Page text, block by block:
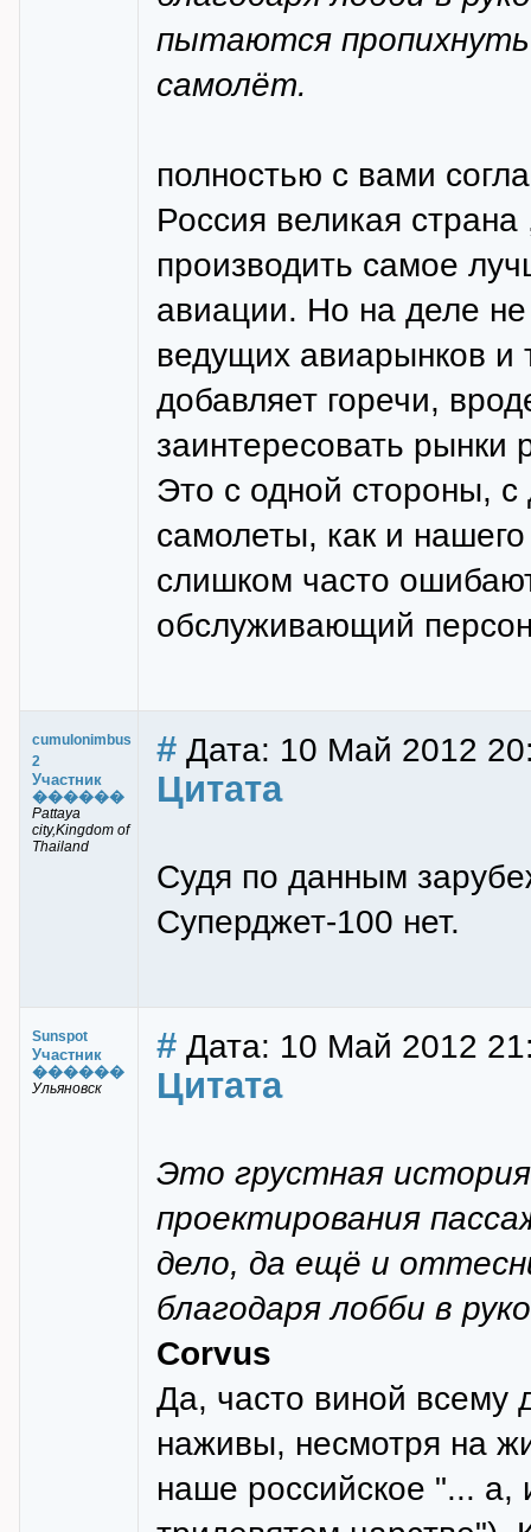
пытаются пропихнуть
самолёт.
полностью с вами
Россия великая
производить самое
авиации. Но на деле
ведущих авиарынков и
добавляет горечи,
заинтересовать рынки
Это с одной стороны, с
самолеты, как и
слишком часто
обслуживающий
cumulonimbus
2
Участник
������
Pattaya
city,Kingdom of
Thailand
# Дата: 10 Май 2012
Цитата
Судя по данным
Суперджет-100 нет.
Sunspot
Участник
������
Ульяновск
# Дата: 10 Май 2012
Цитата
Это грустная
проектирования
дело, да ещё и
благодаря лобби в
Corvus
Да, часто виной всему
наживы, несмотря на
наше российское "... а,